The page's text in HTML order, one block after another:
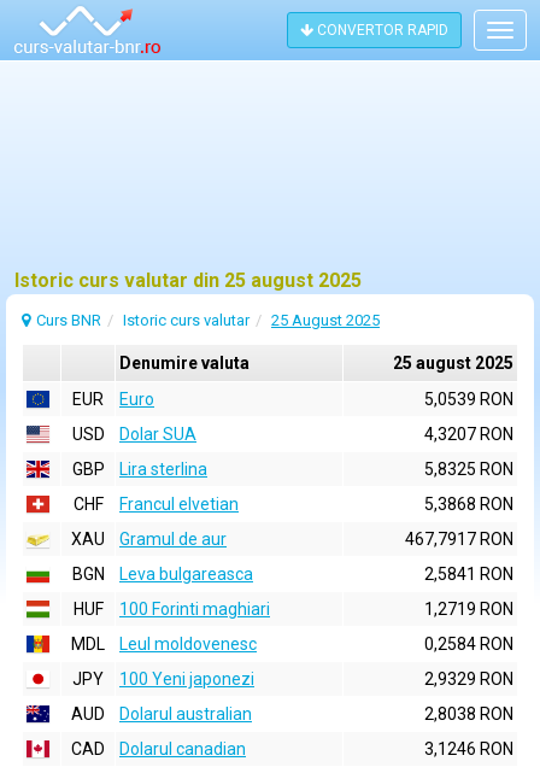
CONVERTOR RAPID
Istoric curs valutar din 25 august 2025
Curs BNR Istoric curs valutar 25 August 2025
Denumire valuta
25 august 2025
EUR
Euro
5,0539 RON
USD
Dolar SUA
4,3207 RON
GBP
Lira sterlina
5,8325 RON
CHF
Francul elvetian
5,3868 RON
XAU
Gramul de aur
467,7917 RON
BGN
Leva bulgareasca
2,5841 RON
HUF
100 Forinti maghiari
1,2719 RON
MDL
Leul moldovenesc
0,2584 RON
JPY
100 Yeni japonezi
2,9329 RON
AUD
Dolarul australian
2,8038 RON
CAD
Dolarul canadian
3,1246 RON